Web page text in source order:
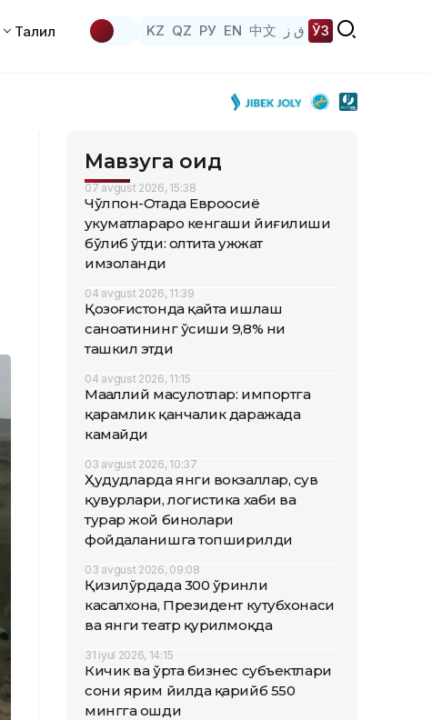
Таҳлил KZ QZ РУ EN 中文 ق ز ЎЗ
Мавзуга оид
07 avgust 2026, 15:38
Чўлпон-Отада Евроосиё
ҳукуматлараро кенгаши йиғилиши
бўлиб ўтди: олтита ҳужжат
имзоланди
04 avgust 2026, 11:39
Қозоғистонда қайта ишлаш
саноатининг ўсиши 9,8% ни
ташкил этди
04 avgust 2026, 11:15
Маҳаллий маҳсулотлар: импортга
қарамлик қанчалик даражада
камайди
03 avgust 2026, 10:37
Ҳудудларда янги вокзаллар, сув
қувурлари, логистика хаби ва
турар жой бинолари
фойдаланишга топширилди
03 avgust 2026, 09:08
Қизилўрдада 300 ўринли
касалхона, Президент кутубхонаси
ва янги театр қурилмоқда
31 iyul 2026, 14:15
Кичик ва ўрта бизнес субъектлари
сони ярим йилда қарийб 550
мингга ошди